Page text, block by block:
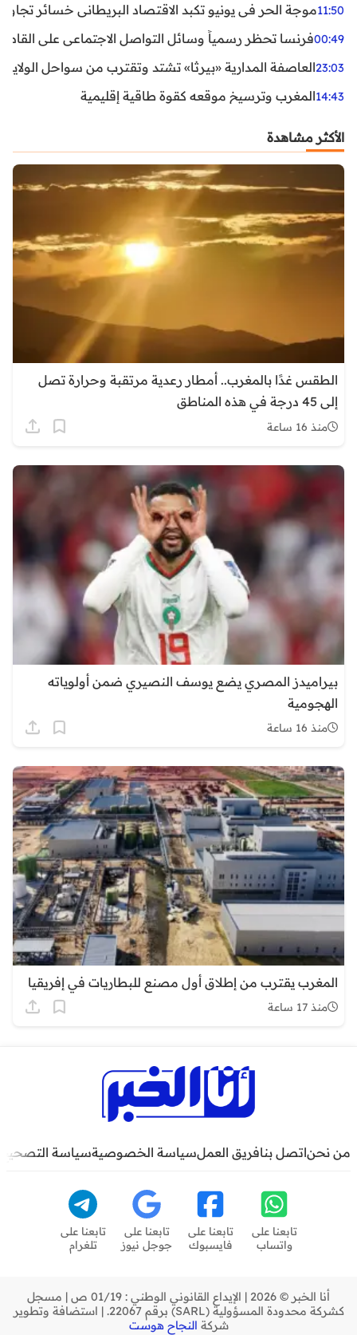
11:50موجة الحر في يونيو تكبد الاقتصاد البريطاني خسائر تجاوزت 1.5 مليار
00:49فرنسا تحظر رسمياً وسائل التواصل الاجتماعي على القاصرين
23:03العاصفة المدارية «بيرثا» تشتد وتقترب من سواحل
14:43المغرب وترسيخ موقعه كقوة طاقية إقليمية
الأكثر مشاهدة
الطقس غدًا بالمغرب.. أمطار رعدية مرتقبة وحرارة تصل
إلى 45 درجة في هذه المناطق
منذ 16 ساعة
بيراميدز المصري يضع يوسف النصيري ضمن أولوياته
الهجومية
منذ 16 ساعة
المغرب يقترب من إطلاق أول مصنع للبطاريات في إفريقيا
منذ 17 ساعة
من نحناتصل بنافريق العملسياسة الخصوصيةسياسة التصحيح
تابعنا على
واتساب
تابعنا على
فايسبوك
تابعنا على
جوجل نيوز
تابعنا على
تلغرام
أنا الخبر © 2026 | الإيداع القانوني الوطني : 01/19 ص | مسجل
كشركة محدودة المسؤولية (SARL) برقم 22067. | استضافة وتطوير
شركة النجاح هوست